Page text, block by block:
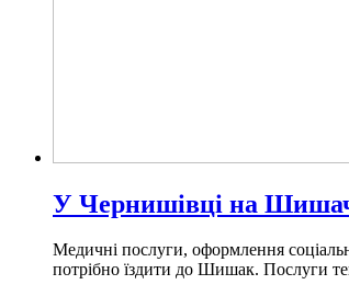
У Чернишівці на
Медичні послуги, оформлення
потрібно їздити до Шишак. Послуги